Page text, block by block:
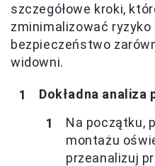
szczegółowe kroki,
zminimalizować ryzyko
bezpieczeństwo
widowni.
Dokładna
Na początku,
montażu
przeanalizuj